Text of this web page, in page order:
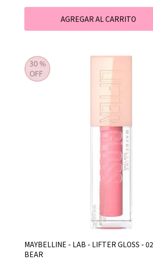
MAYBELLINE - LAB - LIFTER GLOSS -
BEAR